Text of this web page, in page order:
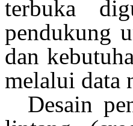
terbuka
pendukung
dan
melalui data
Desain